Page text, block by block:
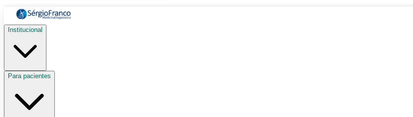
Institucional
Para pacientes